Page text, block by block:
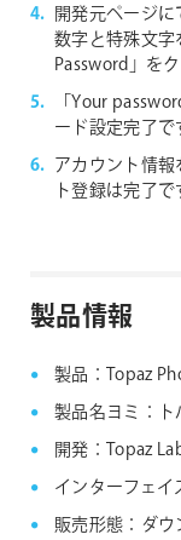
開発元ページに
数字と特殊文字
Password」を
「Your
ード設定完了で
アカウント情
ト登録は完了で
製品情報
製品：Topaz
製品名ヨミ：ト
開発：Topaz
インターフェイ
販売形態：ダ